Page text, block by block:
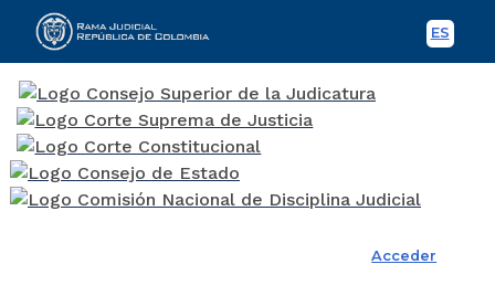
ES
Rama Judicial
Acceder